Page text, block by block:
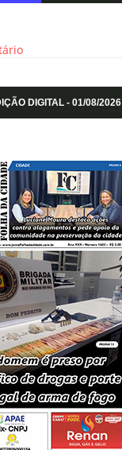
DIGITAL - 01/08/2026